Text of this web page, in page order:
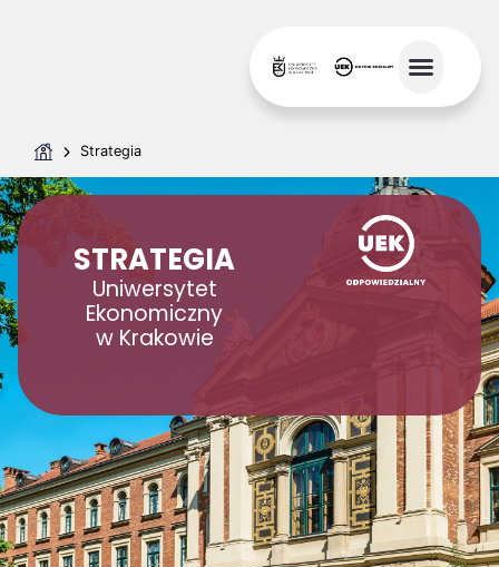
Strategia
STRATEGIA
Uniwersytet
Ekonomiczny
w Krakowie